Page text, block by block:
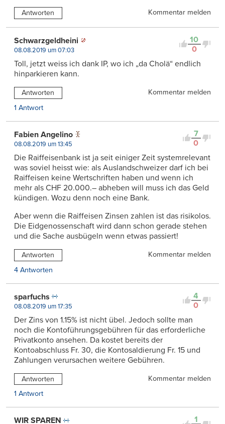
Antworten Kommentar melden
10
0
Schwarzgeldheini
08.08.2019 um 07:03
Toll, jetzt weiss ich dank IP, wo ich „da Cholä“ endlich
hinparkieren kann.
Antworten
Kommentar melden
1 Antwort
7
0
Fabien Angelino
08.08.2019 um 13:45
Die Raiffeisenbank ist ja seit einiger Zeit systemrelevant
was soviel heisst wie: als Auslandschweizer darf ich bei
Raiffeisen keine Wertschriften haben und wenn ich
mehr als CHF 20.000.– abheben will muss ich das Geld
kündigen. Wozu denn noch eine Bank.
Aber wenn die Raiffeisen Zinsen zahlen ist das risikolos.
Die Eidgenossenschaft wird dann schon gerade stehen
und die Sache ausbügeln wenn etwas passiert!
Antworten
Kommentar melden
4 Antworten
4
0
sparfuchs
08.08.2019 um 17:35
Der Zins von 1.15% ist nicht übel. Jedoch sollte man
noch die Kontoführungsgebühren für das erforderliche
Privatkonto ansehen. Da kostet bereits der
Kontoabschluss Fr. 30, die Kontosaldierung Fr. 15 und
Zahlungen verursachen weitere Gebühren.
Antworten
Kommentar melden
1 Antwort
1
WIR SPAREN